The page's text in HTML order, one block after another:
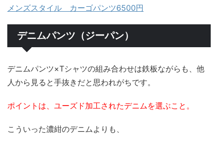
メンズスタイル カーゴパンツ6500円
デニムパンツ（ジーパン）
デニムパンツ×Tシャツの組み合わせは鉄板ながらも、他
人から見ると手抜きだと思われがちです。
ポイントは、ユーズド加工されたデニムを選ぶこと。
こういった濃紺のデニムよりも、